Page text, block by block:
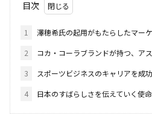
目次
1
澤穂希氏の起用がもたらしたマー
2
コカ・コーラブランドが持つ、ア
3
スポーツビジネスのキャリアを成
4
日本のすばらしさを伝えていく使